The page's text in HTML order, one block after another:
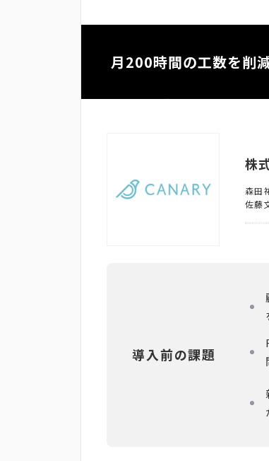
月200時間の工数を削
株
森田
佐藤
導入前の課題